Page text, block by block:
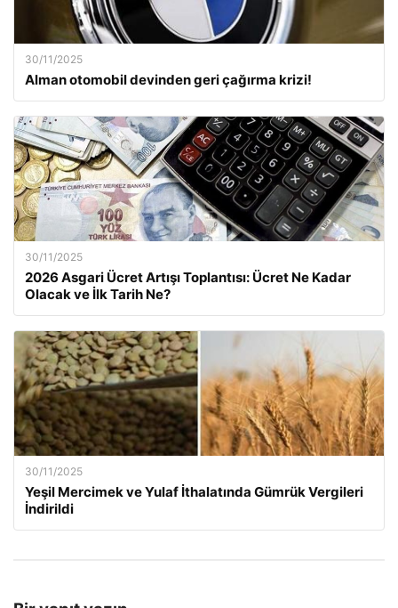
30/11/2025
Alman otomobil devinden geri çağırma krizi!
30/11/2025
2026 Asgari Ücret Artışı Toplantısı: Ücret Ne Kadar
Olacak ve İlk Tarih Ne?
30/11/2025
Yeşil Mercimek ve Yulaf İthalatında Gümrük Vergileri
İndirildi